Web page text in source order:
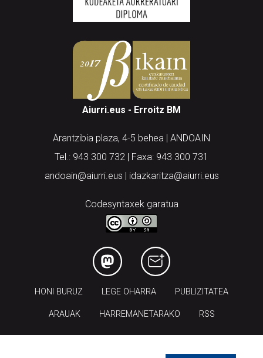
Aiurri.eus - Erroitz BM
Arantzibia plaza, 4-5 behea | ANDOAIN
Tel.: 943 300 732 | Faxa: 943 300 731
andoain@aiurri.eus | idazkaritza@aiurri.eus
Codesyntaxek garatua
HONI BURUZ LEGE OHARRA PUBLIZITATEA
ARAUAK HARREMANETARAKO RSS